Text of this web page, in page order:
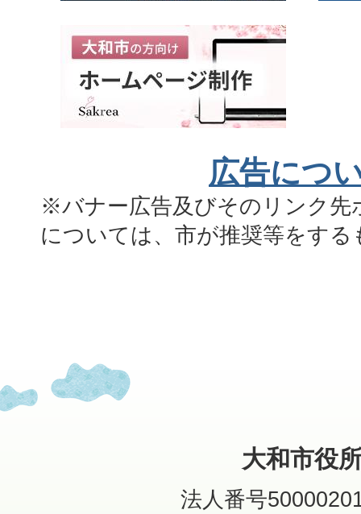
広告につ
※バナー広告及びそのリンク先
については、市が推奨等をす
大和市役
法人番号